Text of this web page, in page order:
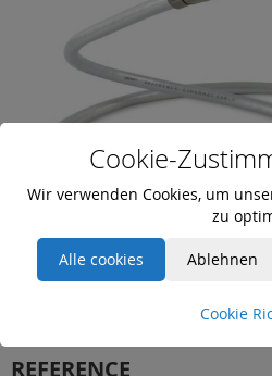
REFERENCE
Cookie-
Wir verwenden Cookies, um
zu
Alle cookies Ablehnen
Cookie